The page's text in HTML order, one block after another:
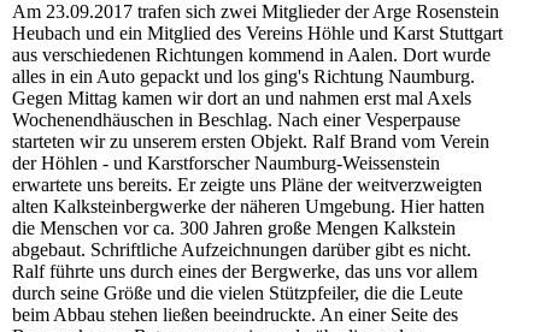
Am 23.09.2017 trafen sich zwei Mitglieder der Arge Rosenstein
Heubach und ein Mitglied des Vereins Höhle und Karst Stuttgart
aus verschiedenen Richtungen kommend in Aalen. Dort wurde
alles in ein Auto gepackt und los ging's Richtung Naumburg.
Gegen Mittag kamen wir dort an und nahmen erst mal Axels
Wochenendhäuschen in Beschlag. Nach einer Vesperpause
starteten wir zu unserem ersten Objekt. Ralf Brand vom Verein
der Höhlen - und Karstforscher Naumburg-Weissenstein
erwartete uns bereits. Er zeigte uns Pläne der weitverzweigten
alten Kalksteinbergwerke der näheren Umgebung. Hier hatten
die Menschen vor ca. 300 Jahren große Mengen Kalkstein
abgebaut. Schriftliche Aufzeichnungen darüber gibt es nicht.
Ralf führte uns durch eines der Bergwerke, das uns vor allem
durch seine Größe und die vielen Stützpfeiler, die die Leute
beim Abbau stehen ließen beeindruckte. An einer Seite des